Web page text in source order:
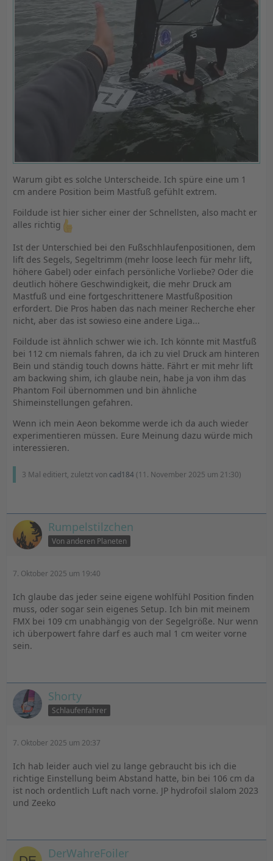
Warum gibt es solche Unterscheide. Ich spüre eine um 1
cm andere Position beim Mastfuß gefühlt extrem.
Foildude ist hier sicher einer der Schnellsten, also macht er
alles richtig
Ist der Unterschied bei den Fußschhlaufenpositionen, dem
lift des Segels, Segeltrimm (mehr loose leech für mehr lift,
höhere Gabel) oder einfach persönliche Vorliebe? Oder die
deutlich höhere Geschwindigkeit, die mehr Druck am
Mastfuß und eine fortgeschrittenere Mastfußposition
erfordert. Die Pros haben das nach meiner Recherche eher
nicht, aber das ist sowieso eine andere Liga...
Foildude ist ähnlich schwer wie ich. Ich könnte mit Mastfuß
bei 112 cm niemals fahren, da ich zu viel Druck am hinteren
Bein und ständig touch downs hätte. Fährt er mit mehr lift
am backwing shim, ich glaube nein, habe ja von ihm das
Phantom Foil übernommen und bin ähnliche
Shimeinstellungen gefahren.
Wenn ich mein Aeon bekomme werde ich da auch wieder
experimentieren müssen. Eure Meinung dazu würde mich
interessieren.
3 Mal editiert, zuletzt von cad184 (11. November 2025 um 21:30)
Rumpelstilzchen
Von anderen Planeten
7. Oktober 2025 um 19:40
Ich glaube das jeder seine eigene wohlfühl Position finden
muss, oder sogar sein eigenes Setup. Ich bin mit meinem
FMX bei 109 cm unabhängig von der Segelgröße. Nur wenn
ich überpowert fahre darf es auch mal 1 cm weiter vorne
sein.
Shorty
Schlaufenfahrer
7. Oktober 2025 um 20:37
Ich hab leider auch viel zu lange gebraucht bis ich die
richtige Einstellung beim Abstand hatte, bin bei 106 cm da
ist noch ordentlich Luft nach vorne. JP hydrofoil slalom 2023
und Zeeko
DerWahreFoiler